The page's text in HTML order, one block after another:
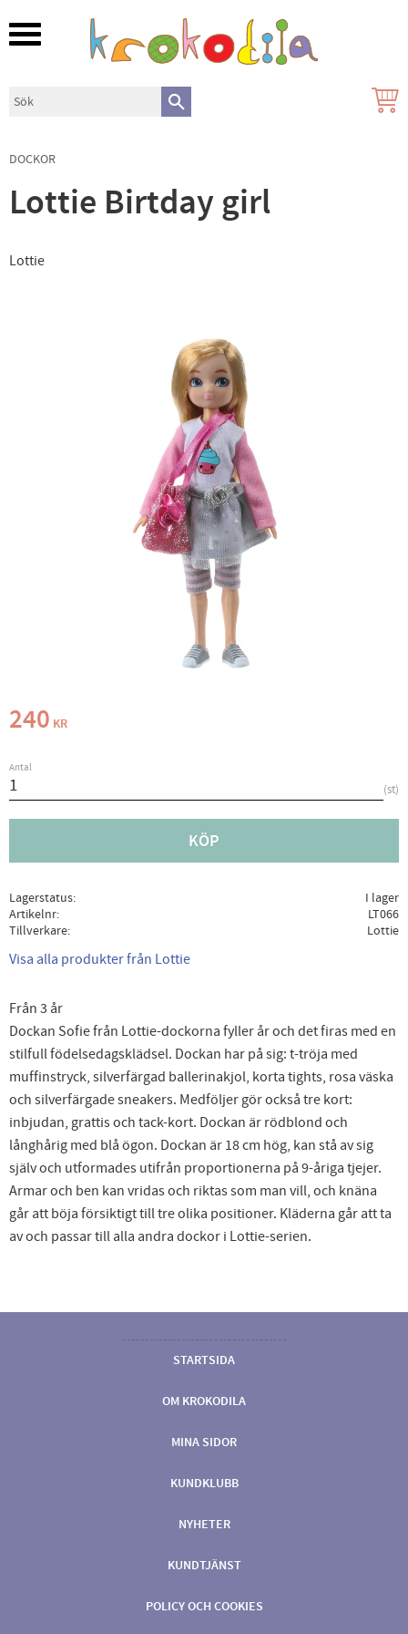
Meny
DOCKOR
Lottie Birtday girl
Lottie
240 KR
Antal
st
KÖP
Lagerstatus
I lager
Artikelnr
LT066
Tillverkare
Lottie
Visa alla produkter från Lottie
Från 3 år
Dockan Sofie från Lottie-dockorna fyller år och det firas med en
stilfull födelsedagsklädsel. Dockan har på sig: t-tröja med
muffinstryck, silverfärgad ballerinakjol, korta tights, rosa väska
och silverfärgade sneakers. Medföljer gör också tre kort:
inbjudan, grattis och tack-kort. Dockan är rödblond och
långhårig med blå ögon. Dockan är 18 cm hög, kan stå av sig
själv och utformades utifrån proportionerna på 9-åriga tjejer.
Armar och ben kan vridas och riktas som man vill, och knäna
går att böja försiktigt till tre olika positioner. Kläderna går att ta
av och passar till alla andra dockor i Lottie-serien.
STARTSIDA
OM KROKODILA
MINA SIDOR
KUNDKLUBB
NYHETER
KUNDTJÄNST
POLICY OCH COOKIES